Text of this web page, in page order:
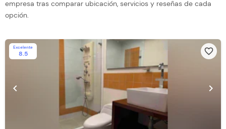
empresa tras comparar ubicación, servicios y reseñas de cada
opción.
Excelente
8.5 favorite_border
chevron_left chevron_right